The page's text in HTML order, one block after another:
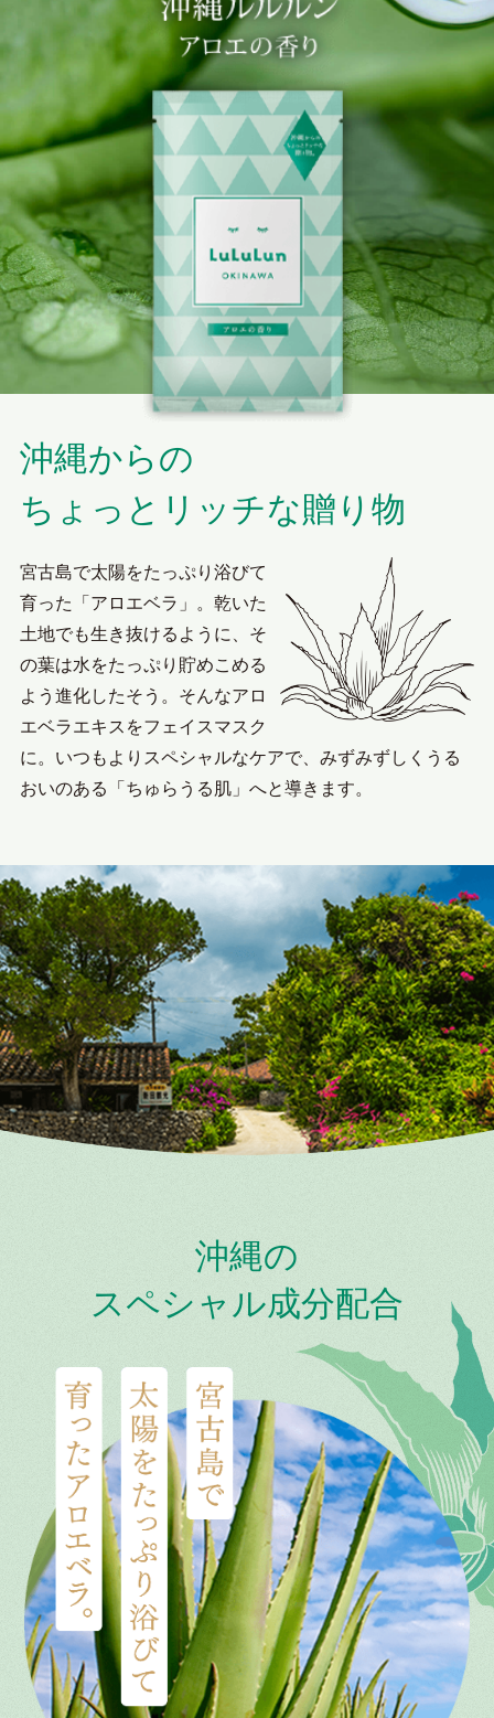
沖縄からの
ちょっとリッチな贈り物
宮古島で太陽をたっぷり浴びて
育った「アロエベラ」。 乾いた
土地でも生き抜けるように、 そ
の葉は水をたっぷり貯めこめる
よう進化したそう。 そんなアロ
エベラエキスをフェイスマスク
に。 いつもよりスペシャルなケアで、みずみずしく うる
おいのある「ちゅらうる肌」へと導きます。
沖縄の
スペシャル成分配合